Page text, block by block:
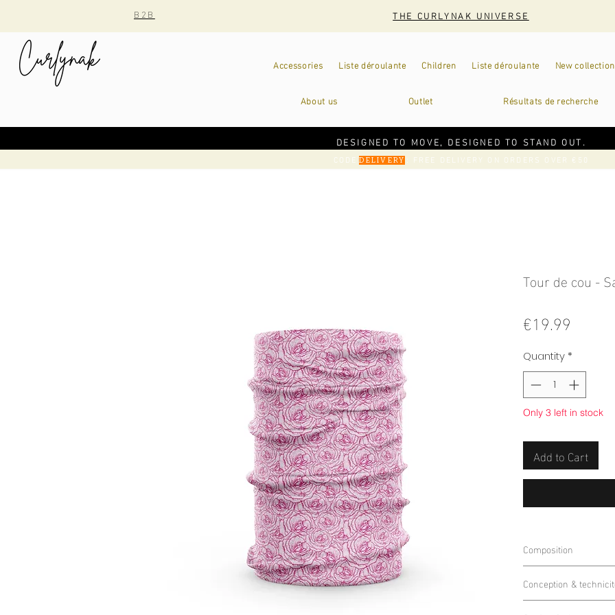
B2B THE CURLYNAK UNIVERSE
Accessories Liste déroulante Children Liste déroulante New collection
About us Outlet Résultats de recherche
DESIGNED TO MOVE, DESIGNED TO STAND OUT.
CODE DELIVERY : FREE DELIVERY ON ORDERS OVER €50
Tour de cou -
€19.99
Quantity*
Only 3 left in stock
Add to Cart
Composition
Conception &